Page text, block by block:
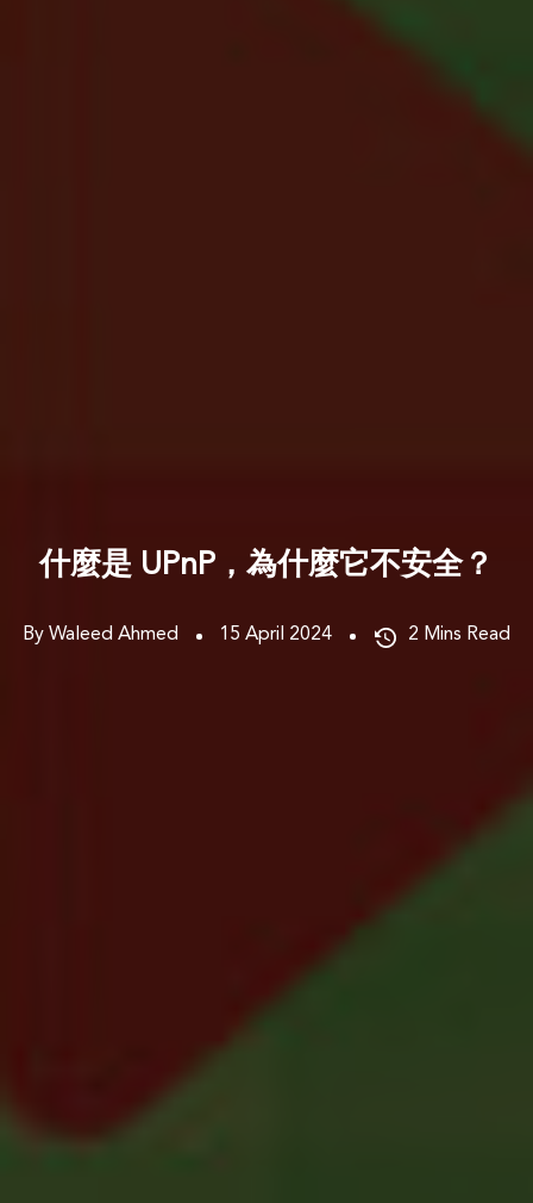
什麼是 UPnP，為什麼它不安全？
By Waleed Ahmed 15 April 2024 2 Mins Read